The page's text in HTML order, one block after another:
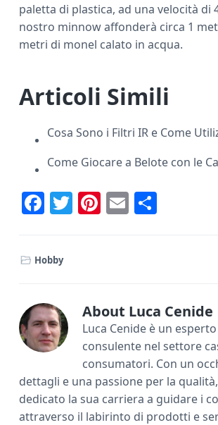
paletta di plastica, ad una velocità di
nostro minnow affonderà circa 1
metri di monel calato in acqua.
Articoli Simili
Cosa Sono i Filtri IR e Come
Come Giocare a Belote con le
F
e
b
ok
T Pi E C
di
Hobby
About Luca Cenide
Luca Cenide è un
consulente nel settore
consumatori. Con un
dettagli e una passione per la
dedicato la sua carriera a guidare i
attraverso il labirinto di prodotti e